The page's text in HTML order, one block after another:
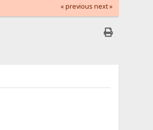
« previous next »